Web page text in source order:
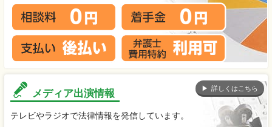
メディア出演情報 詳しくはこちら
テレビやラジオで法律情報を発信しています。